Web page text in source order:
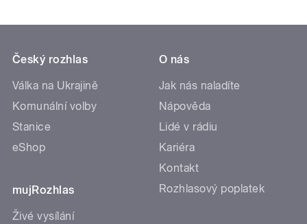
Český rozhlas
Válka na Ukrajině
Komunální volby
Stanice
eShop
mujRozhlas
Živé vysílání
O nás
Jak nás naladíte
Nápověda
Lidé v rádiu
Kariéra
Kontakt
Rozhlasový poplatek